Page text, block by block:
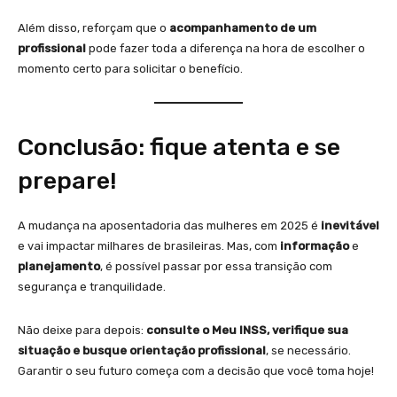
Além disso, reforçam que o acompanhamento de um
profissional pode fazer toda a diferença na hora de escolher o
momento certo para solicitar o benefício.
Conclusão: fique atenta e se
prepare!
A mudança na aposentadoria das mulheres em 2025 é inevitável
e vai impactar milhares de brasileiras. Mas, com informaçãoe
planejamento, é possível passar por essa transição com
segurança e tranquilidade.
Não deixe para depois: consulte o Meu INSS, verifique sua
situação e busque orientação profissional, se necessário.
Garantir o seu futuro começa com a decisão que você toma hoje!